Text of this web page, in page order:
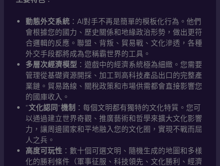
動態外交系統：AI對手不再是簡單的模板化行為。他們
會根據您的國力、歷史關係和地緣政治形勢，做出更符
合邏輯的反應。聯盟、背叛、貿易戰、文化滲透，各種
外交手段都將成為您稱霸世界的工具。
多層次經濟模型 ：遊戲中的經濟系統極為細緻。您需要
管理從基礎資源開採、加工到高科技產品出口的完整產
業鏈。貿易路線、關稅政策和市場供需都會直接影響您
的國庫收入。
“文化認同“機制 ：每個文明都有獨特的文化特質。您可
以通過建立世界奇觀、推廣藝術和哲學來擴大文化影響
力，讓周邊國家和平地融入您的文化圈，實現不戰而屈
人之兵。
高度可玩性 ：數十個可選文明、隨機生成的地圖和多樣
化的勝利條件（軍事征服、科技領先、文化勝利、經濟